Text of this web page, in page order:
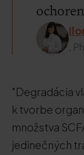
,
"Degradácia
k tvorbe
množstva
jedinečných